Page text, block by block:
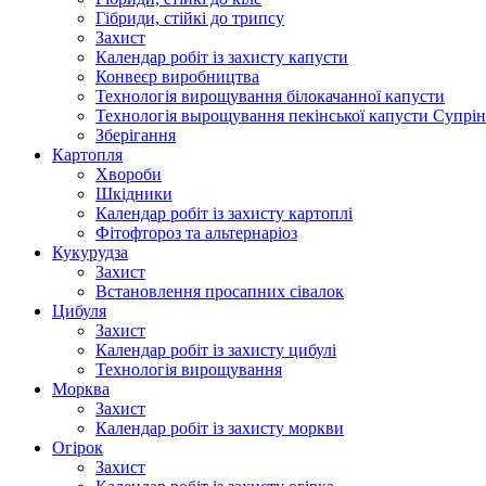
Гібриди, стійкі до трипсу
Захист
Календар робіт із захисту капусти
Конвеєр виробництва
Технологія вирощування білокачанної капусти
Технологія вырощування пекінської капусти
Зберігання
Картопля
Хвороби
Шкідники
Календар робіт із захисту картоплі
Фітофтороз та альтернаріоз
Кукурудза
Захист
Встановлення просапних сівалок
Цибуля
Захист
Календар робіт із захисту цибулі
Технологія вирощування
Морква
Захист
Календар робіт із захисту моркви
Огірок
Захист